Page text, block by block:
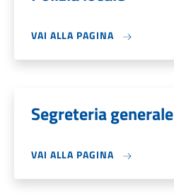
VAI ALLA PAGINA
Segreteria generale
VAI ALLA PAGINA